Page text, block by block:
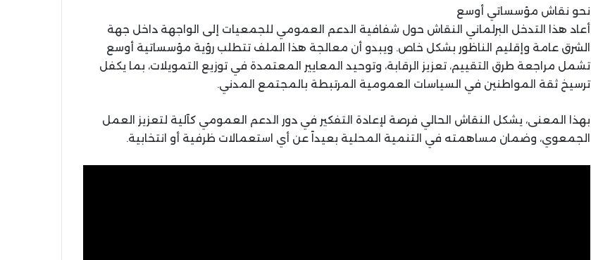
نحو نقاش مؤسساتي أوسع
أعاد هذا التدخل البرلماني النقاش حول شفافية الدعم العمومي للجمعيات إلى الواجهة داخل جهة
الشرق عامة وإقليم الناظور بشكل خاص. ويبدو أن معالجة هذا الملف تتطلب رؤية مؤسساتية أوسع
تشمل مراجعة طرق التقييم، تعزيز الرقابة، وتوحيد المعايير المعتمدة في توزيع التمويلات، بما يكفل
ترسيخ ثقة المواطنين في السياسات العمومية المرتبطة بالمجتمع المدني.
بهذا المعنى، يشكل النقاش الحالي فرصة لإعادة التفكير في دور الدعم العمومي كآلية لتعزيز العمل
الجمعوي، وضمان مساهمته في التنمية المحلية بعيداً عن أي استعمالات ظرفية أو انتخابية.